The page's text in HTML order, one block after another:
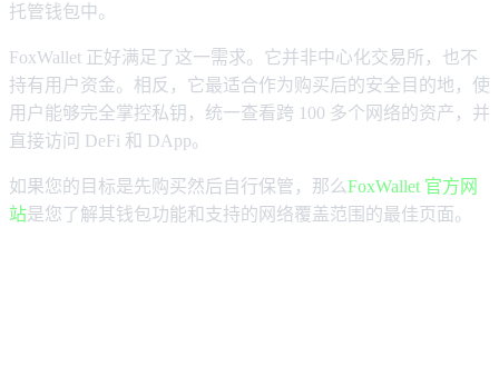
托管钱包中。
FoxWallet 正好满足了这一需求。它并非中心化交易所，也不
持有用户资金。相反，它最适合作为购买后的安全目的地，使
用户能够完全掌控私钥，统一查看跨 100 多个网络的资产，并
直接访问 DeFi 和 DApp。
如果您的目标是先购买然后自行保管，那么FoxWallet 官方网
站是您了解其钱包功能和支持的网络覆盖范围的最佳页面。